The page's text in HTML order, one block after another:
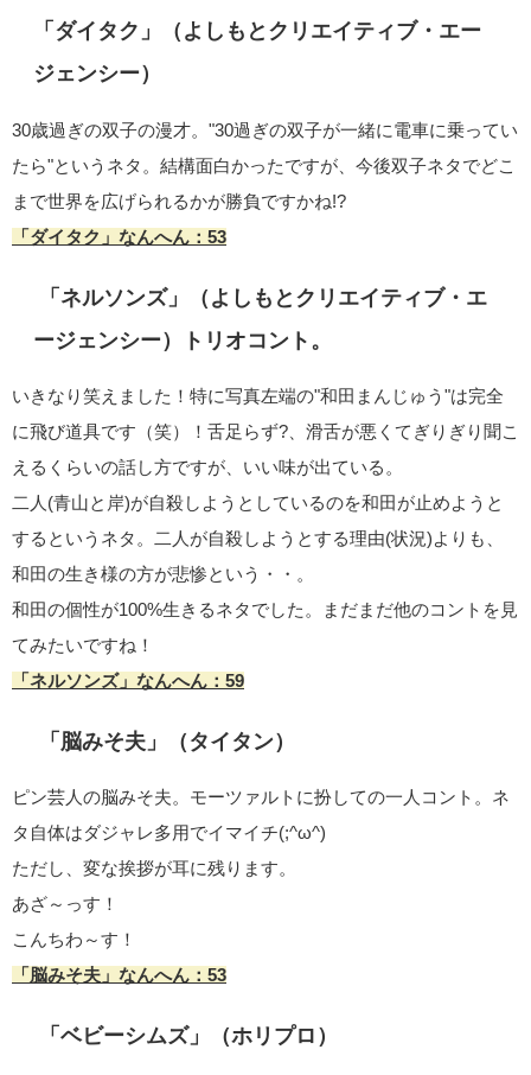
「ダイタク」
（よしもとクリエイティブ・エー
ジェンシー）
30歳過ぎの双子の漫才。"30過ぎの双子が一緒に電車に乗ってい
たら"というネタ。結構面白かったですが、今後双子ネタでどこ
まで世界を広げられるかが勝負ですかね!?
「ダイタク」なんへん：53
「ネルソンズ」（よしもとクリエイティブ・エ
ージェンシー）トリオコント。
いきなり笑えました！特に写真左端の"和田まんじゅう"は完全
に飛び道具です（笑）！舌足らず?、滑舌が悪くてぎりぎり聞こ
えるくらいの話し方ですが、いい味が出ている。
二人(青山と岸)が自殺しようとしているのを和田が止めようと
するというネタ。二人が自殺しようとする理由(状況)よりも、
和田の生き様の方が悲惨という・・。
和田の個性が100%生きるネタでした。まだまだ他のコントを見
てみたいですね！
「ネルソンズ」なんへん：59
「脳みそ夫」（タイタン）
ピン芸人の脳みそ夫。モーツァルトに扮しての一人コント。ネ
タ自体はダジャレ多用でイマイチ(;^ω^)
ただし、変な挨拶が耳に残ります。
あざ～っす！
こんちわ～す！
「脳みそ夫」なんへん：53
「ベビーシムズ」（ホリプロ）